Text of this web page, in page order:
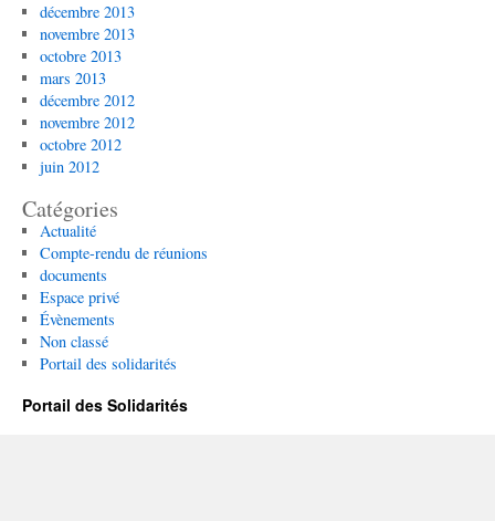
décembre 2013
novembre 2013
octobre 2013
mars 2013
décembre 2012
novembre 2012
octobre 2012
juin 2012
Catégories
Actualité
Compte-rendu de réunions
documents
Espace privé
Évènements
Non classé
Portail des solidarités
Portail des Solidarités